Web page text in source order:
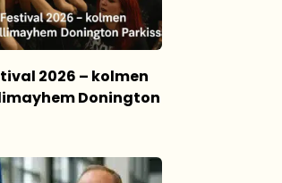
2026 – kolmen
Donington